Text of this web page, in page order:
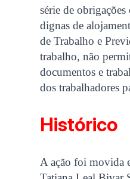
série de
dignas de
de Trabalho e
trabalho, não
documentos e
dos trabalhadores
Histórico
A ação foi movida